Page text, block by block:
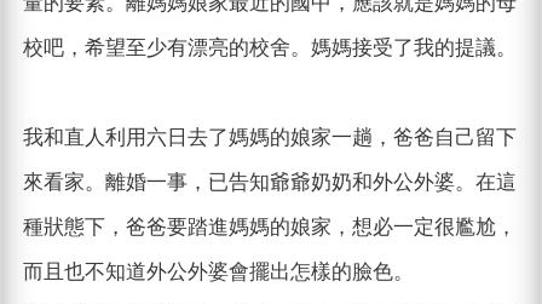
校吧，希望至少有漂亮的校舍。媽媽接受了我的提議。
我和直人利用六日去了媽媽的娘家一趟，爸爸自己留下
來看家。離婚一事，已告知爺爺奶奶和外公外婆。在這
種狀態下，爸爸要踏進媽媽的娘家，想必一定很尷尬，
而且也不知道外公外婆會擺出怎樣的臉色。